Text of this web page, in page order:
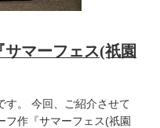
マーフェス(祇園
す。 今回、ご紹介させて
フ作『サマーフェス(祇園